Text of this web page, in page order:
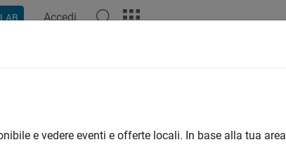
Accedi
e vedere eventi e offerte locali. In base alla tua area